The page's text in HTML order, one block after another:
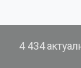
4 434